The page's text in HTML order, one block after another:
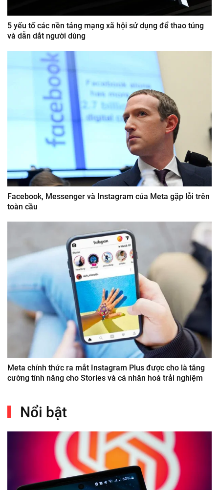
5 yếu tố các nền tảng mạng xã hội sử dụng để thao túng
và dẫn dắt người dùng
Facebook, Messenger và Instagram của Meta gặp lỗi trên
toàn cầu
Meta chính thức ra mắt Instagram Plus được cho là tăng
cường tính năng cho Stories và cá nhân hoá trải nghiệm
Nổi bật